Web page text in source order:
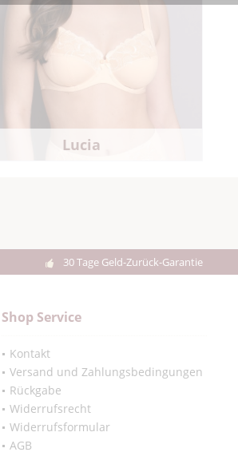
Lucia
30 Tage Geld-Zurück-Garantie
Shop Service
Kontakt
Versand und Zahlungsbedingungen
Rückgabe
Widerrufsrecht
Widerrufsformular
AGB